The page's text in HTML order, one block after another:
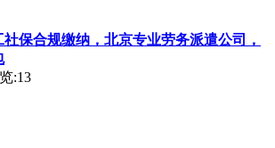
保合规缴纳，北京专业劳务派遣公司，
:13